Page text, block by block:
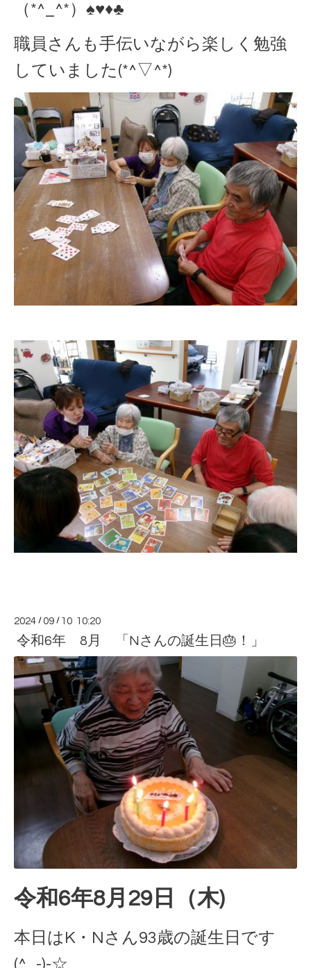
（*^_^*）♠♥♦♣
職員さんも手伝いながら楽しく勉強
していました(*^▽^*)
2024 /09 / 10 10:20
令和6年 8月 「Nさんの誕生日🎂！」
令和6年8月29日（木)
本日はK・Nさん93歳の誕生日です
(^_-)-☆